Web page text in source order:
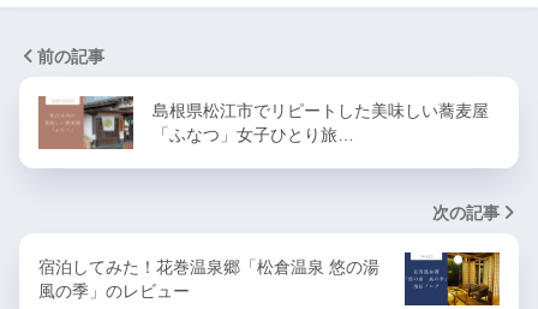
前の記事
島根県松江市でリピートした美味しい蕎麦屋
「ふなつ」女子ひとり旅…
次の記事
宿泊してみた！花巻温泉郷「松倉温泉 悠の湯
風の季」のレビュー